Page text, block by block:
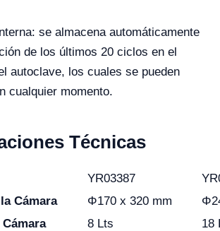
se almacena automáticamente
de los últimos 20 ciclos en el
autoclave, los cuales se pueden
cualquier momento.
Técnicas
YR03387
Cámara
Φ170 x 320 mm
8 Lts
18